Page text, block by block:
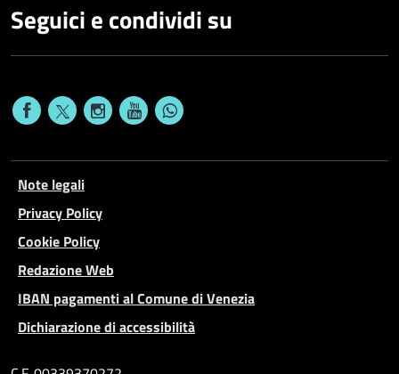
Seguici e condividi su
Note legali
Privacy Policy
Cookie Policy
Redazione Web
IBAN pagamenti al Comune di Venezia
Dichiarazione di accessibilità